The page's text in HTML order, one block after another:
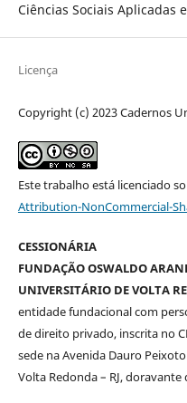
Ciências Sociais Aplicadas
Licença
Copyright (c) 2023 Cadernos
Este trabalho está licenciado
Attribution-NonCommercial-
CESSIONÁRIA
FUNDAÇÃO OSWALDO
UNIVERSITÁRIO DE VOLTA
entidade fundacional com
de direito privado, inscrita no
sede na Avenida Dauro
Volta Redonda – RJ,